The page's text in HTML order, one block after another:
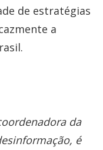
de estratégias
a
da
é